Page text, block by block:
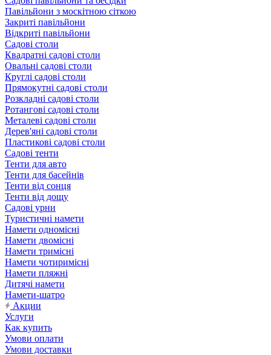
Павільйони з москітною сіткою
Закриті павільйони
Відкриті павільйони
Садові столи
Квадратні садові столи
Овальні садові столи
Круглі садові столи
Прямокутні садові столи
Розкладні садові столи
Ротангові садові столи
Металеві садові столи
Дерев'яні садові столи
Пластикові садові столи
Садові тенти
Тенти для авто
Тенти для басейнів
Тенти від сонця
Тенти від дощу
Садові урни
Туристичні намети
Намети одномісні
Намети двомісні
Намети тримісні
Намети чотиримісні
Намети пляжні
Дитячі намети
Намети-шатро
Акции
Услуги
Как купить
Умови оплати
Умови доставки